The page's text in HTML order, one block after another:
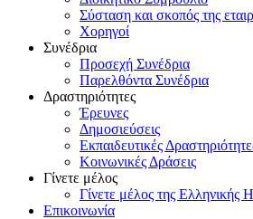
Σύσταση και σκοπός της
Χορηγοί
Συνέδρια
Προσεχή Συνέδρια
Παρελθόντα Συνέδρια
Δραστηριότητες
Έρευνες
Δημοσιεύσεις
Εκπαιδευτικές
Κοινωνικές Δράσεις
Γίνετε μέλος
Γίνετε μέλος της Ελληνικής
Επικοινωνία